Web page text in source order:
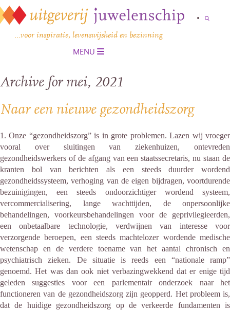
…voor inspiratie, levenswijsheid en bezinning
MENU
Archive for mei, 2021
Naar een nieuwe gezondheidszorg
1. Onze “gezondheidszorg” is in grote problemen. Lazen wij vroeger
vooral over sluitingen van ziekenhuizen, ontevreden
gezondheidswerkers of de afgang van een staatssecretaris, nu staan de
kranten bol van berichten als een steeds duurder wordend
gezondheidssysteem, verhoging van de eigen bijdragen, voortdurende
bezuinigingen, een steeds ondoorzichtiger wordend systeem,
vercommercialisering, lange wachttijden, de onpersoonlijke
behandelingen, voorkeursbehandelingen voor de geprivilegieerden,
een onbetaalbare technologie, verdwijnen van interesse voor
verzorgende beroepen, een steeds machtelozer wordende medische
wetenschap en de verdere toename van het aantal chronisch en
psychiatrisch zieken. De situatie is reeds een “nationale ramp”
genoemd. Het was dan ook niet verbazingwekkend dat er enige tijd
geleden suggesties voor een parlementair onderzoek naar het
functioneren van de gezondheidszorg zijn geopperd. Het probleem is,
dat de huidige gezondheidszorg op de verkeerde fundamenten is